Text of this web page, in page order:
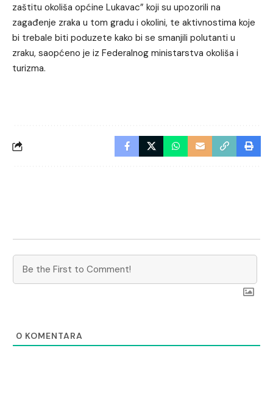
zaštitu okoliša općine Lukavac” koji su upozorili na
zagađenje zraka u tom gradu i okolini, te aktivnostima koje
bi trebale biti poduzete kako bi se smanjili polutanti u
zraku, saopćeno je iz Federalnog ministarstva okoliša i
turizma.
0 KOMENTARA